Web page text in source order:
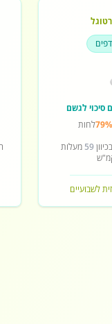
סיכוי לגשם
79%לחות
בכיוון59 מעלות
לשבועיים